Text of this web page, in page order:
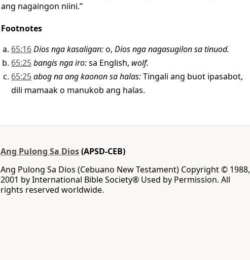
ang nagaingon niini.”
Footnotes
65:16Dios nga kasaligan:o, Dios nga nagasugilon sa tinuod.
65:25bangis nga iro:sa English, wolf.
65:25abog na ang kaonon sa halas:Tingali ang buot ipasabot,
dili mamaak o manukob ang halas.
Ang Pulong Sa Dios(APSD-CEB)
Ang Pulong Sa Dios (Cebuano New Testament) Copyright © 1988,
2001 by International Bible Society® Used by Permission. All
rights reserved worldwide.